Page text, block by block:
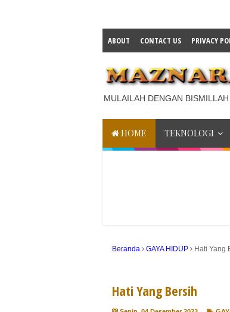
ABOUT CONTACT US PRIVACY
MULAILAH DENGAN BISMILLAH
HOME TEKNOLOGI
Beranda GAYA HIDUP Hati Yang
Hati Yang Bersih